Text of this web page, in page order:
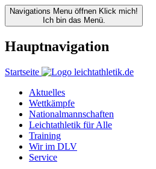
Navigations Menu öffnen Klick mich!
Ich bin das Menü.
Hauptnavigation
Startseite
Aktuelles
Wettkämpfe
Nationalmannschaften
Leichtathletik für Alle
Training
Wir im DLV
Service